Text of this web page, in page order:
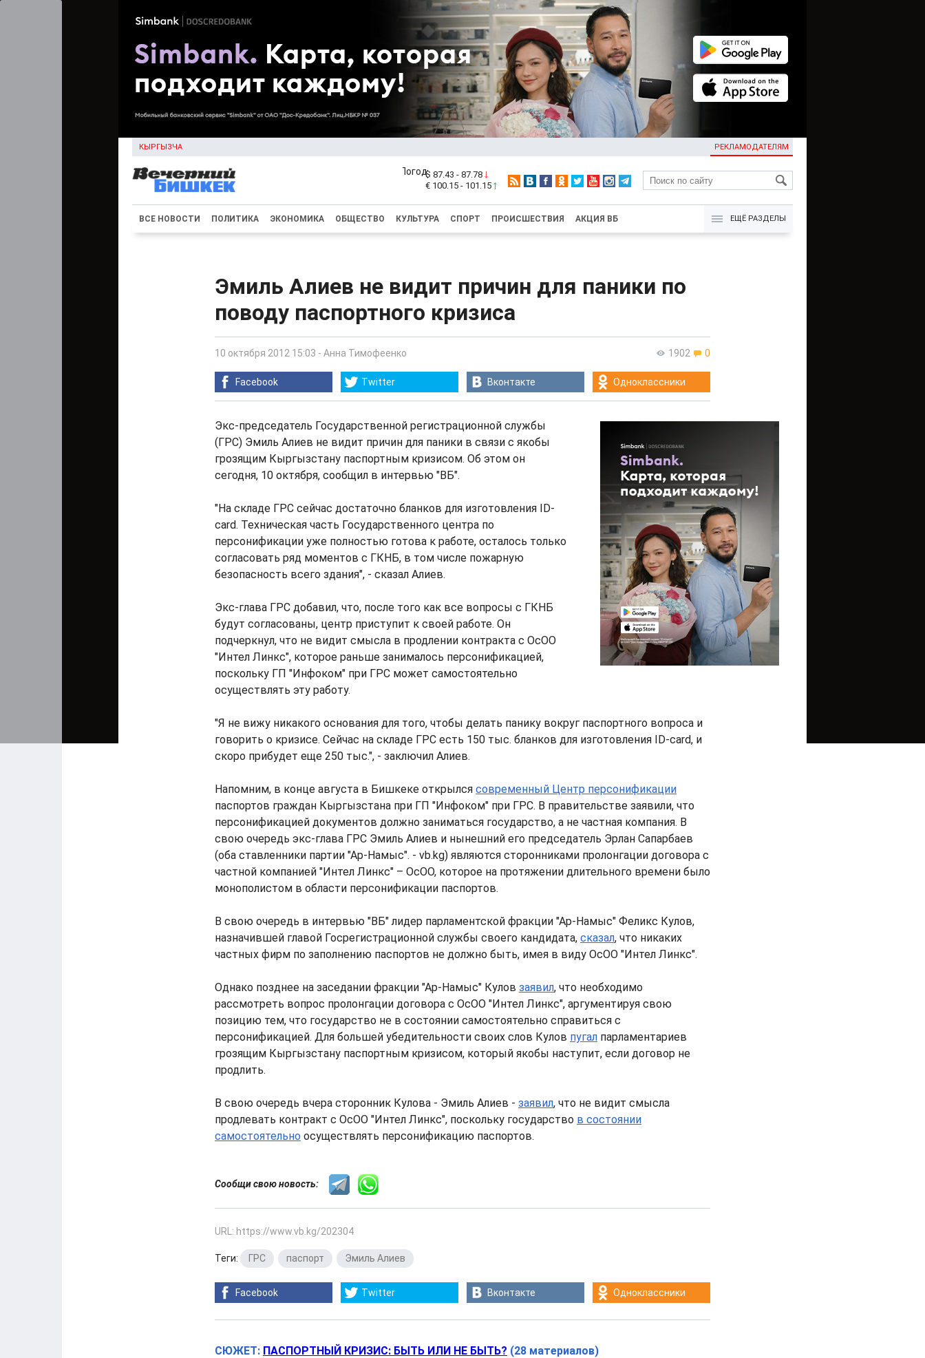
КЫРГЫЗЧА РЕКЛАМОДАТЕЛЯМ
KG
$ 87.43 - 87.78
€ 100.15 - 101.15
ВСЕ НОВОСТИ ПОЛИТИКА ЭКОНОМИКА ОБЩЕСТВО КУЛЬТУРА СПОРТ ПРОИСШЕСТВИЯ АКЦИЯ ВБ ЕЩЁ РАЗДЕЛЫ
Эмиль Алиев не видит причин для паники по
поводу паспортного кризиса
1902 0
10 октября 2012 15:03 - Анна Тимофеенко
Facebook Twitter Вконтакте Одноклассники
Экс-председатель Государственной регистрационной службы
(ГРС) Эмиль Алиев не видит причин для паники в связи с якобы
грозящим Кыргызстану паспортным кризисом. Об этом он
сегодня, 10 октября, сообщил в интервью "ВБ".
"На складе ГРС сейчас достаточно бланков для изготовления ID-
card. Техническая часть Государственного центра по
персонификации уже полностью готова к работе, осталось только
согласовать ряд моментов с ГКНБ, в том числе пожарную
безопасность всего здания", - сказал Алиев.
Экс-глава ГРС добавил, что, после того как все вопросы с ГКНБ
будут согласованы, центр приступит к своей работе. Он
подчеркнул, что не видит смысла в продлении контракта с ОсОО
"Интел Линкс", которое раньше занималось персонификацией,
поскольку ГП "Инфоком" при ГРС может самостоятельно
осуществлять эту работу.
"Я не вижу никакого основания для того, чтобы делать панику вокруг паспортного вопроса и
говорить о кризисе. Сейчас на складе ГРС есть 150 тыс. бланков для изготовления ID-card, и
скоро прибудет еще 250 тыс.", - заключил Алиев.
Напомним, в конце августа в Бишкеке открылся современный Центр персонификации
паспортов граждан Кыргызстана при ГП "Инфоком" при ГРС. В правительстве заявили, что
персонификацией документов должно заниматься государство, а не частная компания. В
свою очередь экс-глава ГРС Эмиль Алиев и нынешний его председатель Эрлан Сапарбаев
(оба ставленники партии "Ар-Намыс". - vb.kg) являются сторонниками пролонгации договора с
частной компанией "Интел Линкс" – ОсОО, которое на протяжении длительного времени было
монополистом в области персонификации паспортов.
В свою очередь в интервью "ВБ" лидер парламентской фракции "Ар-Намыс" Феликс Кулов,
назначившей главой Госрегистрационной службы своего кандидата, сказал, что никаких
частных фирм по заполнению паспортов не должно быть, имея в виду ОсОО "Интел Линкс".
Однако позднее на заседании фракции "Ар-Намыс" Кулов заявил, что необходимо
рассмотреть вопрос пролонгации договора с ОсОО "Интел Линкс", аргументируя свою
позицию тем, что государство не в состоянии самостоятельно справиться с
персонификацией. Для большей убедительности своих слов Кулов пугал парламентариев
грозящим Кыргызстану паспортным кризисом, который якобы наступит, если договор не
продлить.
В свою очередь вчера сторонник Кулова - Эмиль Алиев - заявил, что не видит смысла
продлевать контракт с ОсОО "Интел Линкс", поскольку государство в состоянии
самостоятельно осуществлять персонификацию паспортов.
Сообщи свою новость:
URL: https://www.vb.kg/202304
Теги: ГРС паспорт Эмиль Алиев
Facebook Twitter Вконтакте Одноклассники
СЮЖЕТ: ПАСПОРТНЫЙ КРИЗИС: БЫТЬ ИЛИ НЕ БЫТЬ? (28 материалов)